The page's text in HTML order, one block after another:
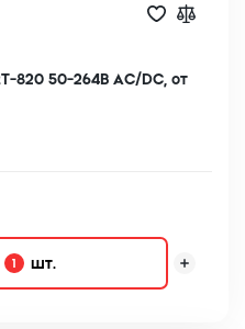
820 50-264В АС/DC, от
1 шт.